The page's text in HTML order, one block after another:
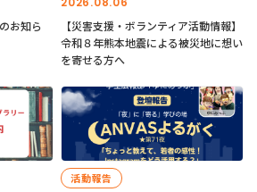
お知ら
【災害支援・ボランティア活動情報】
令和８年熊本地震による被災地に想い
を寄せる方へ
活動報告